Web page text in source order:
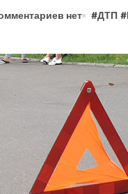
нет #ДТП #